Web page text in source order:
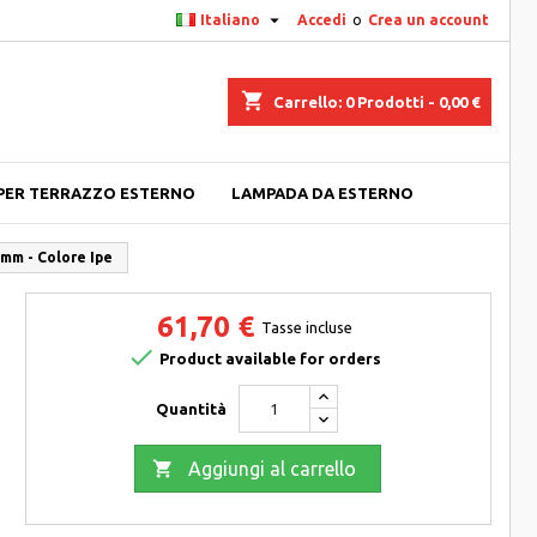
Accedi o Crea un account
Italiano 
shopping_cart Carrello: 0Prodotti - 0,00 €
TERRAZZO ESTERNO LAMPADA DA ESTERNO
- Colore Ipe
61,70 € Tasse incluse
 Product available for orders
Quantità
 Aggiungi al carrello